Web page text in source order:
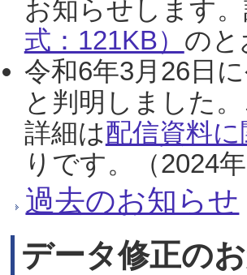
お知らせします
式：121KB） のと
令和6年3月26日
と判明しました
詳細は配信資料
りです。（2024年
過去のお知らせ
データ修正の